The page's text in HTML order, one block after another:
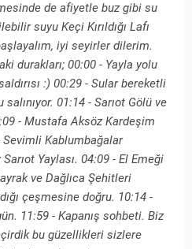
de afiyetle buz gibi su
suyu Keçi Kırıldığı Lafı
iyi seyirler dilerim.
durakları; 00:00 - Yayla yolu
:) 00:29 - Sular bereketli
01:14 - Sarıot Gölü ve
- Mustafa Aksöz Kardeşim
Sevimli Kablumbağalar
Yaylası. 04:09 - El Emeği
ve Dağlıca Şehitleri
çeşmesine doğru. 10:14 -
11:59 - Kapanış sohbeti. Biz
bu güzellikleri sizlere